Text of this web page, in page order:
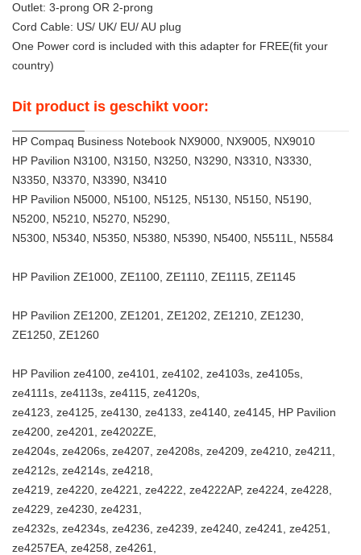
Outlet: 3-prong OR 2-prong
Cord Cable: US/ UK/ EU/ AU plug
One Power cord is included with this adapter for FREE(fit your
country)
Dit product is geschikt voor:
HP Compaq Business Notebook NX9000, NX9005, NX9010
HP Pavilion N3100, N3150, N3250, N3290, N3310, N3330,
N3350, N3370, N3390, N3410
HP Pavilion N5000, N5100, N5125, N5130, N5150, N5190,
N5200, N5210, N5270, N5290,
N5300, N5340, N5350, N5380, N5390, N5400, N5511L, N5584
HP Pavilion ZE1000, ZE1100, ZE1110, ZE1115, ZE1145
HP Pavilion ZE1200, ZE1201, ZE1202, ZE1210, ZE1230,
ZE1250, ZE1260
HP Pavilion ze4100, ze4101, ze4102, ze4103s, ze4105s,
ze4111s, ze4113s, ze4115, ze4120s,
ze4123, ze4125, ze4130, ze4133, ze4140, ze4145, HP Pavilion
ze4200, ze4201, ze4202ZE,
ze4204s, ze4206s, ze4207, ze4208s, ze4209, ze4210, ze4211,
ze4212s, ze4214s, ze4218,
ze4219, ze4220, ze4221, ze4222, ze4222AP, ze4224, ze4228,
ze4229, ze4230, ze4231,
ze4232s, ze4234s, ze4236, ze4239, ze4240, ze4241, ze4251,
ze4257EA, ze4258, ze4261,